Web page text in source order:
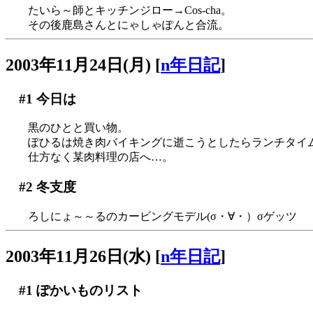
たいら～師とキッチンジロー→Cos-cha。
その後鹿島さんとにゃしゃぽんと合流。
2003年11月24日(月) [n年日記]
#1 今日は
黒のひとと買い物。
ぽひるは焼き肉バイキングに逝こうとしたらランチタイ
仕方なく某肉料理の店へ…。
#2 冬支度
ろしにょ～～るのカービングモデル(σ・∀・）σゲッツ
2003年11月26日(水) [n年日記]
#1 ぽかいものリスト